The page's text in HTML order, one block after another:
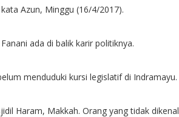
Azun, Minggu (16/4/2017).
ada di balik karir politiknya.
menduduki kursi legislatif di Indramayu.
Haram, Makkah. Orang yang tidak dikenal